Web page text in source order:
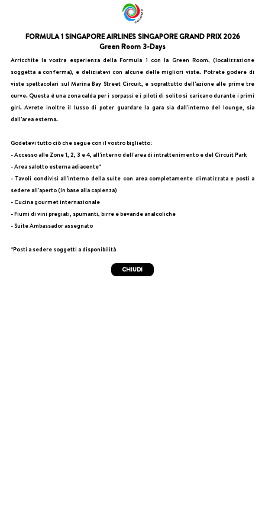
FORMULA 1 SINGAPORE AIRLINES SINGAPORE GRAND PRIX 2026
Green Room 3-Days
Arricchite la vostra esperienza della Formula 1 con la Green Room, (localizzazione
soggetta a conferma), e deliziatevi con alcune delle migliori viste. Potrete godere di
viste spettacolari sul Marina Bay Street Circuit, e soprattutto dell'azione alle prime tre
curve. Questa è una zona calda per i sorpassi e i piloti di solito si caricano durante i primi
giri. Avrete inoltre il lusso di poter guardare la gara sia dall'interno del lounge, sia
dall'area esterna.
Godetevi tutto ciò che segue con il vostro biglietto:
- Accesso alle Zone 1, 2, 3 e 4, all'interno dell'area di intrattenimento e del Circuit Park
- Area salotto esterna adiacente*
- Tavoli condivisi all'interno della suite con area completamente climatizzata e posti a
sedere all'aperto (in base alla capienza)
- Cucina gourmet internazionale
- Fiumi di vini pregiati, spumanti, birre e bevande analcoliche
- Suite Ambassador assegnato
*Posti a sedere soggetti a disponibilità
CHIUDI